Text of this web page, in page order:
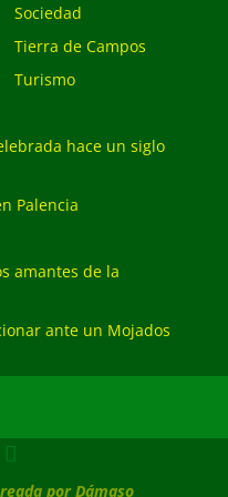
Sociedad
Tierra de Campos
Turismo
hace un siglo
Palencia
amantes de la
ante un Mojados
por Dámaso